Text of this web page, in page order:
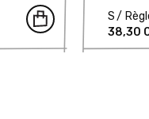
S
38,30